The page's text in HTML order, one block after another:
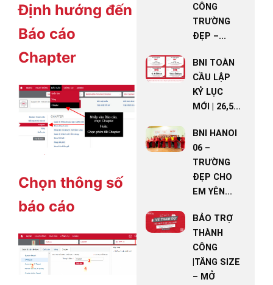
Định hướng đến
Báo cáo
Chapter
Chọn thông số
báo cáo
CÔNG
TRƯỜNG
ĐẸP –...
BNI TOÀN
CẦU LẬP
KỶ LỤC
MỚI | 26,5...
BNI HANOI
06 –
TRƯỜNG
ĐẸP CHO
EM YÊN...
BẢO TRỢ
THÀNH
CÔNG
|TĂNG SIZE
– MỞ